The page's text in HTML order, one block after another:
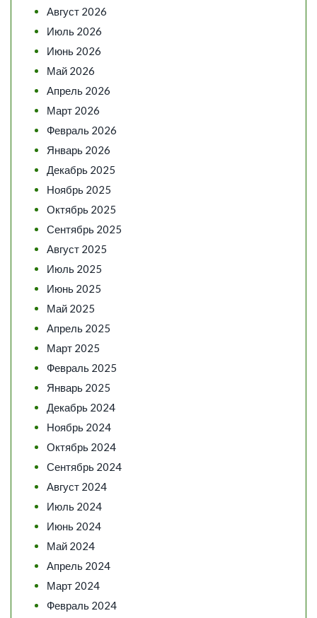
Август 2026
Июль 2026
Июнь 2026
Май 2026
Апрель 2026
Март 2026
Февраль 2026
Январь 2026
Декабрь 2025
Ноябрь 2025
Октябрь 2025
Сентябрь 2025
Август 2025
Июль 2025
Июнь 2025
Май 2025
Апрель 2025
Март 2025
Февраль 2025
Январь 2025
Декабрь 2024
Ноябрь 2024
Октябрь 2024
Сентябрь 2024
Август 2024
Июль 2024
Июнь 2024
Май 2024
Апрель 2024
Март 2024
Февраль 2024